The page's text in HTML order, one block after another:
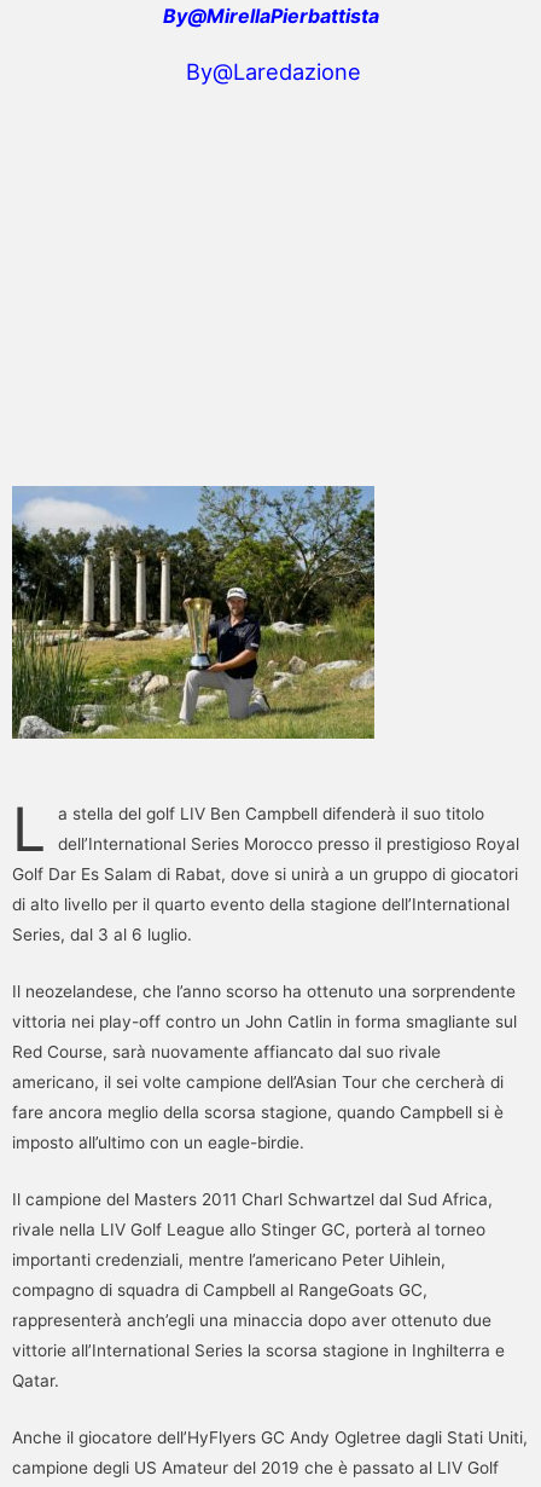
By@MirellaPierbattista
By@Laredazione
L
a stella del golf LIV Ben Campbell difenderà il suo titolo
dell’International Series Morocco presso il prestigioso Royal
Golf Dar Es Salam di Rabat, dove si unirà a un gruppo di giocatori
di alto livello per il quarto evento della stagione dell’International
Series, dal 3 al 6 luglio.
Il neozelandese, che l’anno scorso ha ottenuto una sorprendente
vittoria nei play-off contro un John Catlin in forma smagliante sul
Red Course, sarà nuovamente affiancato dal suo rivale
americano, il sei volte campione dell’Asian Tour che cercherà di
fare ancora meglio della scorsa stagione, quando Campbell si è
imposto all’ultimo con un eagle-birdie.
Il campione del Masters 2011 Charl Schwartzel dal Sud Africa,
rivale nella LIV Golf League allo Stinger GC, porterà al torneo
importanti credenziali, mentre l’americano Peter Uihlein,
compagno di squadra di Campbell al RangeGoats GC,
rappresenterà anch’egli una minaccia dopo aver ottenuto due
vittorie all’International Series la scorsa stagione in Inghilterra e
Qatar.
Anche il giocatore dell’HyFlyers GC Andy Ogletree dagli Stati Uniti,
campione degli US Amateur del 2019 che è passato al LIV Golf